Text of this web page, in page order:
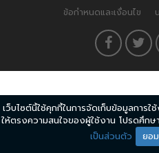
ข้อกำหนดและเงื่อนไข
เว็บไซต์นี้ใช้คุกกี้ในการจัดเก็บข้อมูลการ
ให้ตรงความสนใจของผู้ใช้งาน โปรดศึกษา
เป็นส่วนตัว
ยอ